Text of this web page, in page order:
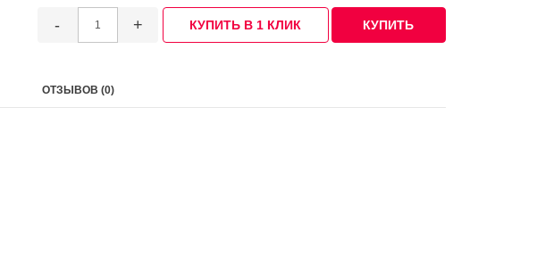
- + КУПИТЬ В 1 КЛИК КУПИТЬ
ОТЗЫВОВ (0)